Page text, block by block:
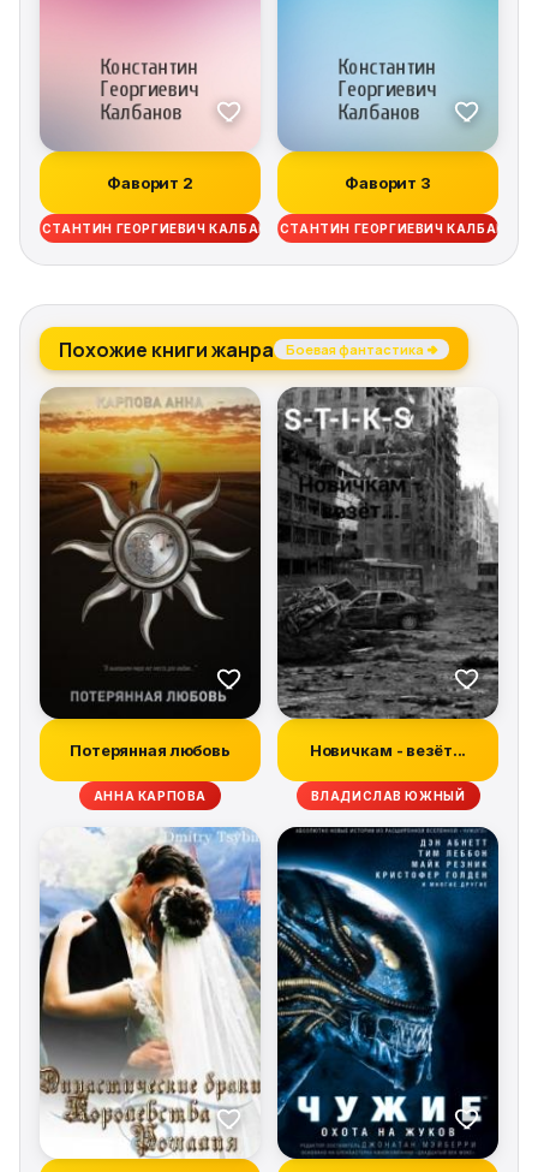
Фаворит 2
КОНСТАНТИН ГЕОРГИЕВИЧ КАЛБАНОВ
Фаворит 3
КОНСТАНТИН ГЕОРГИЕВИЧ КАЛБАНОВ
Похожие книги жанра Боевая фантастика →
Потерянная любовь
АННА КАРПОВА
Новичкам - везёт...
ВЛАДИСЛАВ ЮЖНЫЙ